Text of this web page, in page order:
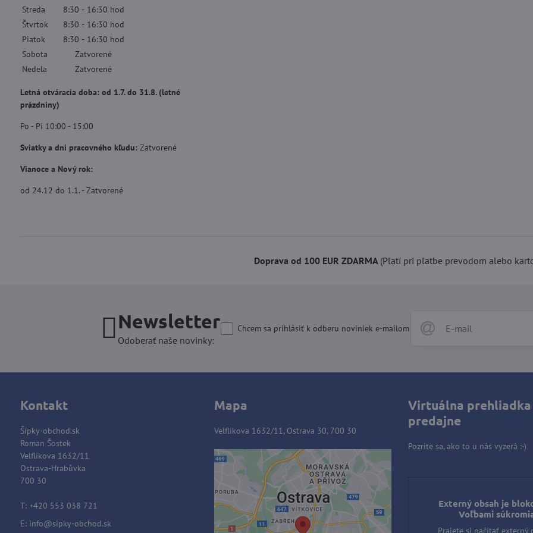
Streda 8:30 - 16:30 hod
Štvrtok
8:30 - 16:30 hod
Piatok
8:30 - 16:30 hod
Sobota
Zatvorené
Nedela
Zatvorené
Letná otváracia doba: od 1.7. do 31.8. (letné
prázdniny)
Po - Pi 10:00 - 15:00
Sviatky a dni pracovného kľudu:Zatvorené
Vianoce a Nový rok:
od 24.12 do 1.1. - Zatvorené
Doprava od 100 EUR ZDARMA (Platí pri platbe prevodom alebo
Newsletter
Odoberať naše novinky:
Chcem sa prihlásiť k odberu noviniek e-mailom
Kontakt
Šípky-obchod.sk
Roman Šostek
Velflíkova 1632/11
Ostrava-Hrabůvka
700 30
T: +420 553 038 721
E: info@sipky-obchod.sk
Mapa
Velflíkova 1632/11, Ostrava 30, 700 30
Externý obsah je blokovaný
Voľbami súkromia
Prajete si načítať externý obsah?
Virtuálna prehliadka
predajne
Pozrite sa, ako to u nás vyzerá :-)
Externý obsah je
Voľbami
Prajete si načítať externý